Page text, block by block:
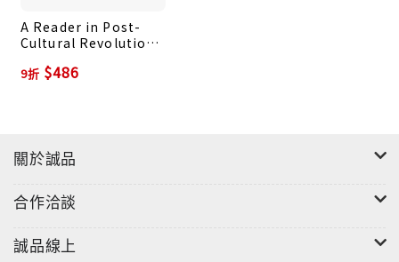
A Reader in Post-
Cultural Revolution
(3 Ed.)
9折 $486
關於誠品
合作洽談
誠品線上